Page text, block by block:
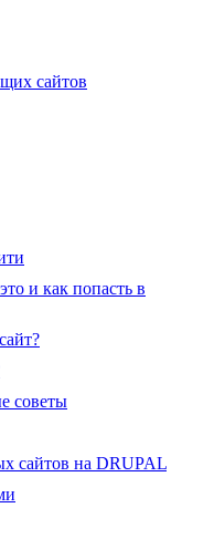
сайтов
и как попасть в
советы
сайтов на DRUPAL